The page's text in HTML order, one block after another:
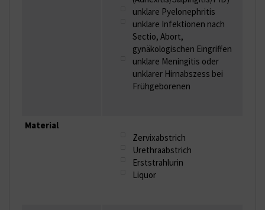
unklare Pyelonephritis
unklare Infektionen nach
Sectio, Abort,
gynäkologischen Eingriffen
unklare Meningitis oder
unklarer Hirnabszess bei
Frühgeborenen
Material
Zervixabstrich
Urethraabstrich
Erststrahlurin
Liquor